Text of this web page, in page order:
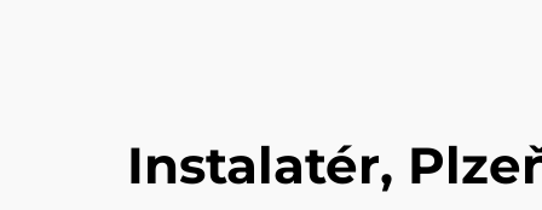
Instalatér,